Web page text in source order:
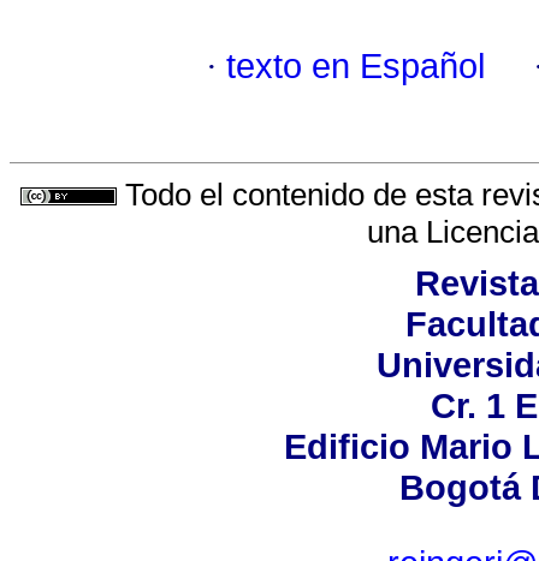
· texto en Español
Todo el contenido de esta
una
Cr. 1
Edificio Mario
Bogotá